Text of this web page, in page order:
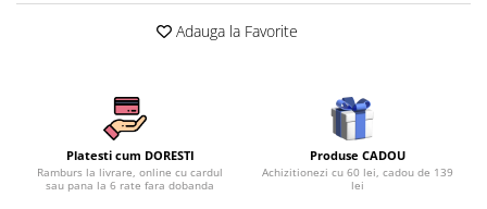
Lenjerii Damasc Egiptean King Size
Lenjerii De Pat, Finet Premium, 1
Persoana
Lenjerii De Pat Damasc 1 Persoana
Adauga la Favorite
Platesti cum DORESTI
Ramburs la livrare, online cu cardul
sau pana la 6 rate fara dobanda
Produse CADOU
Achizitionezi cu 60 lei, cadou de 139
lei